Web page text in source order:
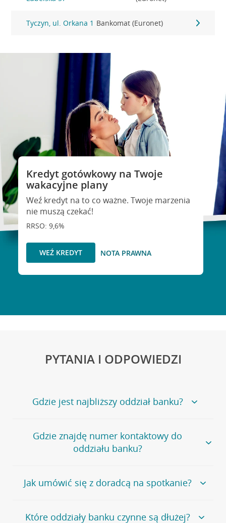
Tyczyn, ul. Orkana 1 Bankomat (Euronet)
Kredyt gotówkowy na Twoje
wakacyjne plany
Weź kredyt na to co ważne. Twoje marzenia
nie muszą czekać!
RRSO: 9,6%
WEŹ KREDYT NOTA PRAWNA
PYTANIA I ODPOWIEDZI
Gdzie jest najbliższy oddział banku?
Jeśli szukasz oddziału naszego banku, zapraszamy na
stronęPlacówki i bankomaty, na której znajduje się
wygodna wyszukiwarka.
oddziałów
Gdzie znajdę numer kontaktowy do
oddziału banku?
Bank Credit Agricole nie udostępnia ogólnego numeru
telefonu do placówki bankowej.
umówienia się z doradcą w placówce bankowej .
Jak umówić się z doradcą na spotkanie?
Jeśli jesteś już naszym
Które oddziały banku czynne są dłużej?